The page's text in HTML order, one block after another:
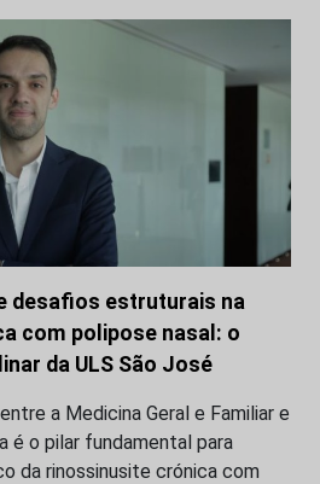
desafios estruturais na
com polipose nasal: o
da ULS São José
a Medicina Geral e Familiar e
é o pilar fundamental para
da rinossinusite crónica com